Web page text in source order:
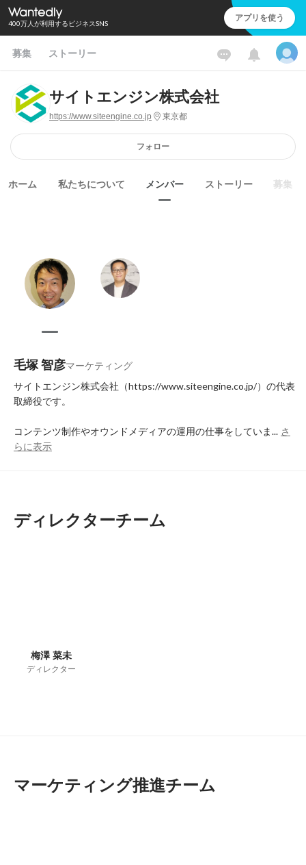
400万人が利用するビジネスSNS アプリを使う
募集 ストーリー
サイトエンジン株式会社
https://www.siteengine.co.jp 東京都
フォロー
ホーム 私たちについて メンバー ストーリー 募集
毛塚 智彦マーケティング
サイトエンジン株式会社（https://www.siteengine.co.jp/）の代表
取締役です。
コンテンツ制作やオウンドメディアの運用の仕事をしていま... さ
らに表示
ディレクターチーム
梅澤 菜未
ディレクター
マーケティング推進チーム